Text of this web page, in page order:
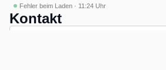
Fehler beim Laden · 11:24 Uhr
Kontakt